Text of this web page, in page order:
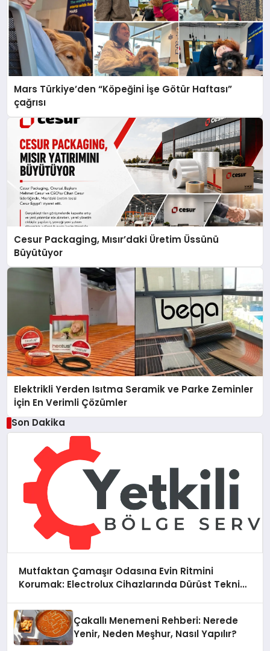
Mars Türkiye’den “Köpeğini İşe Götür Haftası”
çağrısı
Cesur Packaging, Mısır’daki Üretim Üssünü
Büyütüyor
Elektrikli Yerden Isıtma Seramik ve Parke Zeminler
İçin En Verimli Çözümler
Son Dakika
Mutfaktan Çamaşır Odasına Evin Ritmini
Korumak: Electrolux Cihazlarında Dürüst Teknik
Çakallı Menemeni Rehberi: Nerede
Yenir, Neden Meşhur, Nasıl Yapılır?